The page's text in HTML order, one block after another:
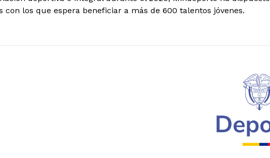
con los que espera beneficiar a más de 600 talentos jóvenes.